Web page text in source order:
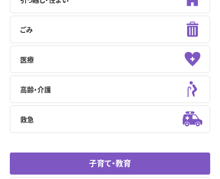
ごみ
医療
高齢・介護
救急
子育て・教育